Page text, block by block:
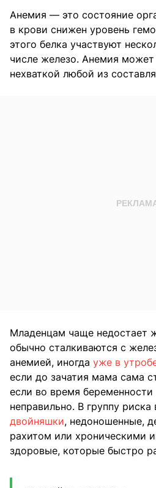
Анемия — это состояние
в крови снижен уровень
этого белка участвуют
числе железо. Анемия может
нехваткой любой из
Младенцам чаще недостает
обычно сталкиваются с
анемией, иногда уже в
если до зачатия мама сама
если во время беременности
неправильно. В группу
двойняшки, недоношенные,
рахитом или хроническими
здоровые, которые быстро